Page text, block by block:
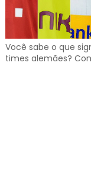
Você sabe o que
times alemães?